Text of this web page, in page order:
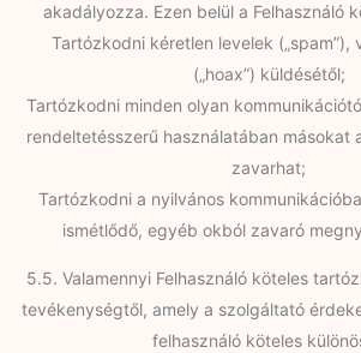
akadályozza. Ezen belül a Felhasználó
Tartózkodni kéretlen levelek („spam”),
(„hoax”) küldésétől;
Tartózkodni minden olyan
rendeltetésszerű használatában másokat
zavarhat;
Tartózkodni a nyilvános
ismétlődő, egyéb okból zavaró
5.5. Valamennyi Felhasználó köteles
tevékenységtől, amely a szolgáltató
felhasználó köteles